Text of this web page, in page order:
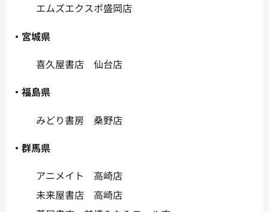
エムズエクスポ盛岡店
・宮城県
喜久屋書店 仙台店
・福島県
みどり書房 桑野店
・群馬県
アニメイト 高崎店
未来屋書店 高崎店